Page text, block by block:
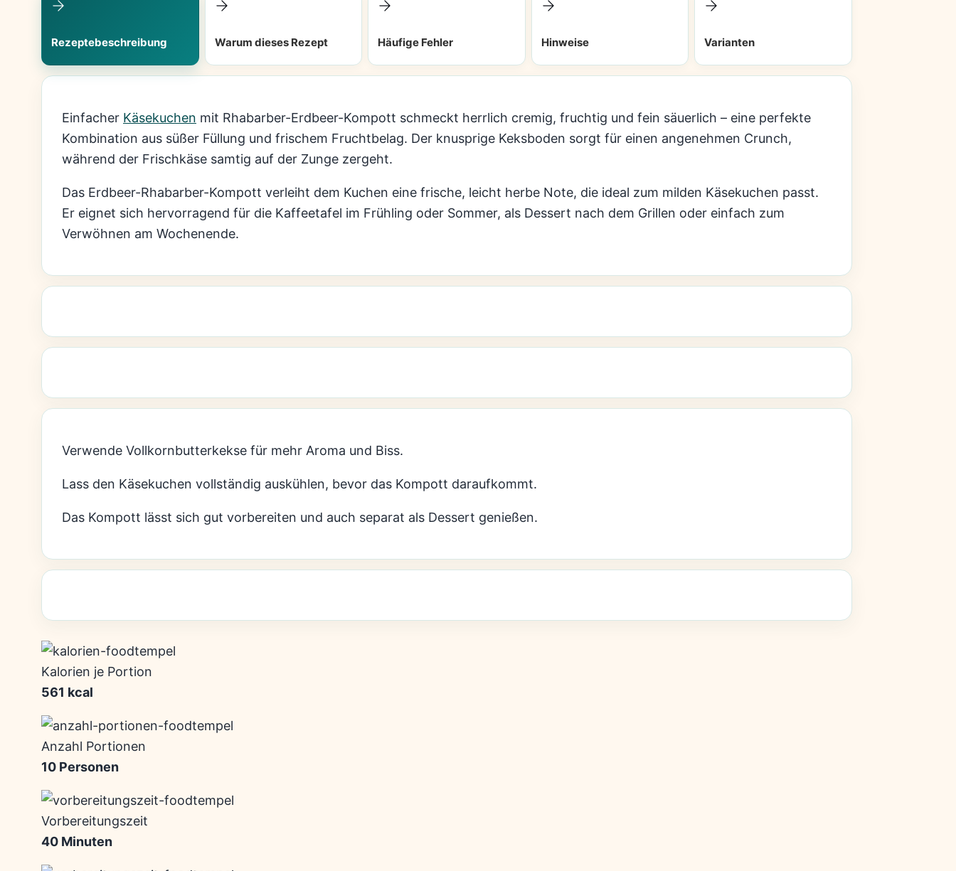
Rezeptebeschreibung Warum dieses Rezept Häufige Fehler Hinweise Varianten
Einfacher Käsekuchen mit Rhabarber-Erdbeer-Kompott schmeckt herrlich cremig, fruchtig und fein säuerlich – eine perfekte
Kombination aus süßer Füllung und frischem Fruchtbelag. Der knusprige Keksboden sorgt für einen angenehmen Crunch,
während der Frischkäse samtig auf der Zunge zergeht.
Das Erdbeer-Rhabarber-Kompott verleiht dem Kuchen eine frische, leicht herbe Note, die ideal zum milden Käsekuchen passt.
Er eignet sich hervorragend für die Kaffeetafel im Frühling oder Sommer, als Dessert nach dem Grillen oder einfach zum
Verwöhnen am Wochenende.
Verwende Vollkornbutterkekse für mehr Aroma und Biss.
Lass den Käsekuchen vollständig auskühlen, bevor das Kompott daraufkommt.
Das Kompott lässt sich gut vorbereiten und auch separat als Dessert genießen.
Kalorien je Portion
561 kcal
Anzahl Portionen
10 Personen
Vorbereitungszeit
40 Minuten